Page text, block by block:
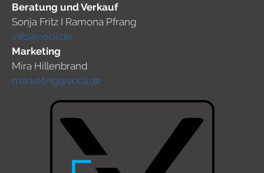
Beratung und Verkauf
Sonja Fritz I Ramona Pfrang
info@vocil.de
Marketing
Mira Hillenbrand
marketing@vocil.de